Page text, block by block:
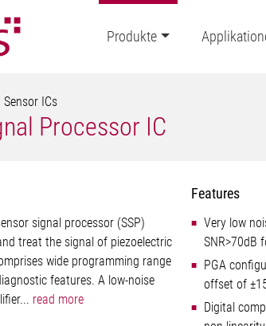
Produkte
Sensor ICs
Processor IC
signal processor (SSP)
treat the signal of piezoelectric
wide programming range
features. A low-noise
read more
Features
Very low
SNR>70dB
PGA
offset of
Digital